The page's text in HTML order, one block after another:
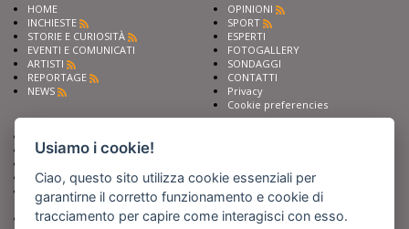
HOME
INCHIESTE
STORIE E CURIOSITÀ
EVENTI E COMUNICATI
ARTISTI
REPORTAGE
NEWS
OPINIONI
SPORT
ESPERTI
FOTOGALLERY
SONDAGGI
CONTATTI
Privacy
Cookie preferencies
Scrivi alla redazione
Sostieni Barinedita
Iscriviti al nostro corso di
giornalismo
Compra i nostri libri
Usiamo i cookie!
Ciao, questo sito utilizza cookie essenziali per
garantirne il corretto funzionamento e cookie di
tracciamento per capire come interagisci con esso.